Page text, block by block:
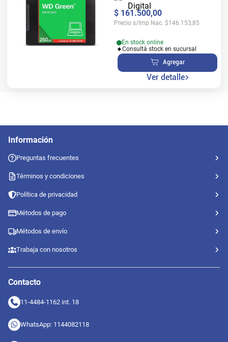
$ 161.500,00
Precio s/Imp Nac. $146.153,85
En stock online
Consultá stock en sucursal
Agregar
Ver detalle
Información
Preguntas frecuentes
Términos y condiciones
Política de privacidad
Métodos de pago
Métodos de envío
Trabaja con nosotros
Contacto
11-4484-1162 int. 18
WhatsApp: 1144082118